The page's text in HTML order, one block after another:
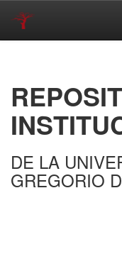
DE LA
GREGORIO